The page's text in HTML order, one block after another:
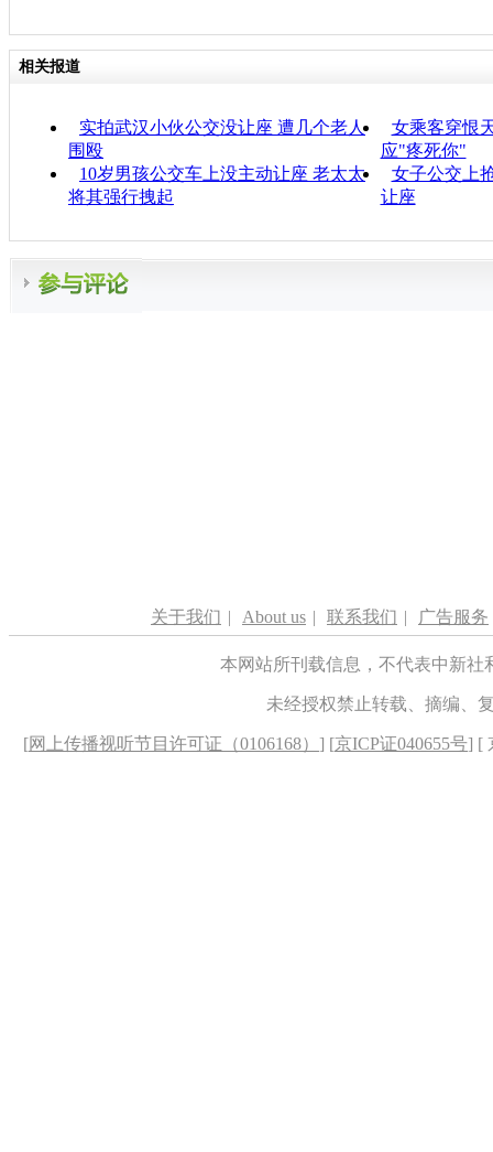
相关报道
实拍武汉小伙公交没让座 遭几个老人
围殴
女乘客穿恨
应"疼死你"
10岁男孩公交车上没主动让座 老太太
将其强行拽起
女子公交上
让座
关于我们 | About us | 联系我们 | 广告服务
本网站所刊载信息，不代表中新
未经授权禁止转载、摘编、
[网上传播视听节目许可证（0106168） ] [京ICP证040655号] [